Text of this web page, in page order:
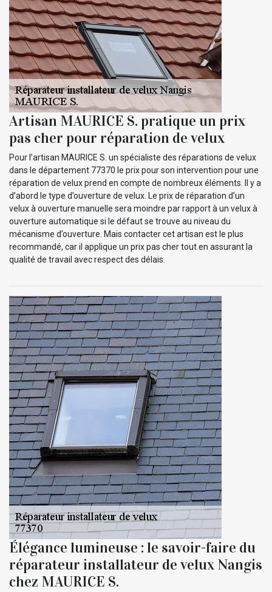
Artisan MAURICE S. pratique un prix
pas cher pour réparation de velux
Pour l’artisan MAURICE S. un spécialiste des réparations de velux
dans le département 77370 le prix pour son intervention pour une
réparation de velux prend en compte de nombreux éléments. Il y a
d’abord le type d’ouverture de velux. Le prix de réparation d’un
velux à ouverture manuelle sera moindre par rapport à un velux à
ouverture automatique si le défaut se trouve au niveau du
mécanisme d’ouverture. Mais contacter cet artisan est le plus
recommandé, car il applique un prix pas cher tout en assurant la
qualité de travail avec respect des délais.
Élégance lumineuse : le savoir-faire du
réparateur installateur de velux Nangis
chez MAURICE S.